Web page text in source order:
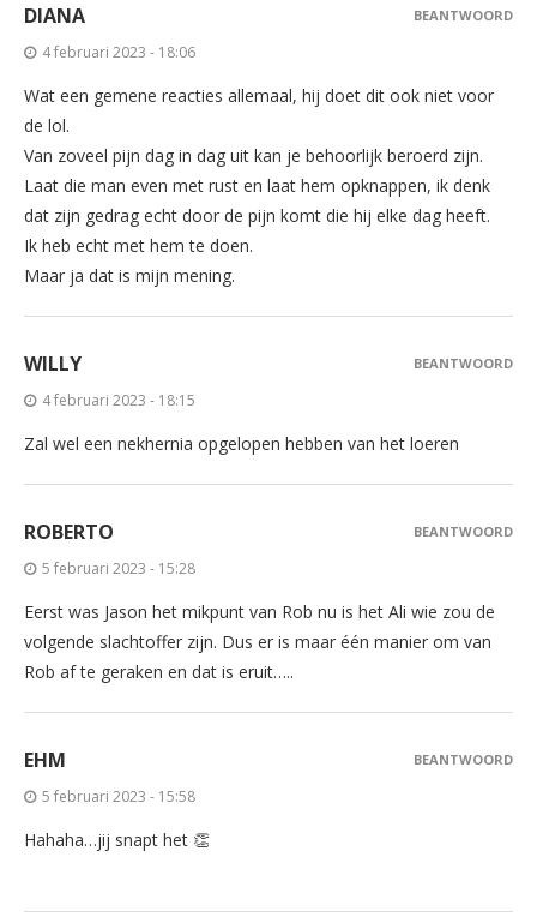
DIANA
4 februari 2023 - 18:06
Wat een gemene reacties allemaal, hij doet dit ook niet voor
de lol.
Van zoveel pijn dag in dag uit kan je behoorlijk beroerd zijn.
Laat die man even met rust en laat hem opknappen, ik denk
dat zijn gedrag echt door de pijn komt die hij elke dag heeft.
Ik heb echt met hem te doen.
Maar ja dat is mijn mening.
BEANTWOORD
WILLY
4 februari 2023 - 18:15
Zal wel een nekhernia opgelopen hebben van het loeren
BEANTWOORD
ROBERTO
5 februari 2023 - 15:28
Eerst was Jason het mikpunt van Rob nu is het Ali wie zou de
volgende slachtoffer zijn. Dus er is maar één manier om van
Rob af te geraken en dat is eruit…..
BEANTWOORD
EHM
5 februari 2023 - 15:58
Hahaha…jij snapt het 👏
BEANTWOORD